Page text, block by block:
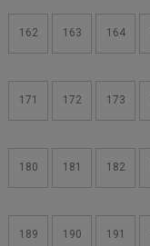
162 163 164
171 172 173
180 181 182
189 190 191